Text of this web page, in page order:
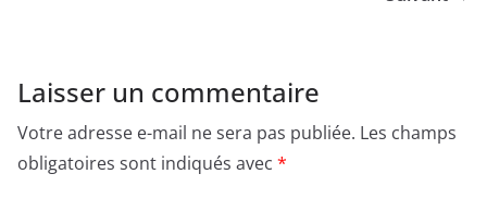
Laisser un commentaire
Votre adresse e-mail ne sera pas publiée. Les champs
obligatoires sont indiqués avec *